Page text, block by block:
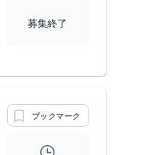
募集終了
ブックマーク